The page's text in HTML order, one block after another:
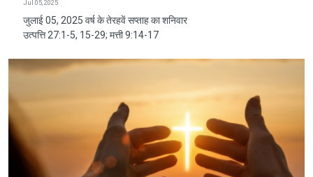
Jul 05, 2025
जुलाई 05, 2025 वर्ष के तेरहवें सप्ताह का शनिवार
उत्पत्ति 27:1-5, 15-29; मत्ती 9:14-17